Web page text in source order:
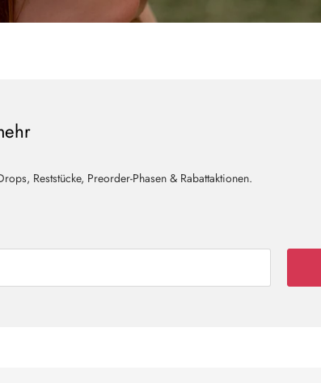
Reststücke, Preorder-Phasen & Rabattaktionen.